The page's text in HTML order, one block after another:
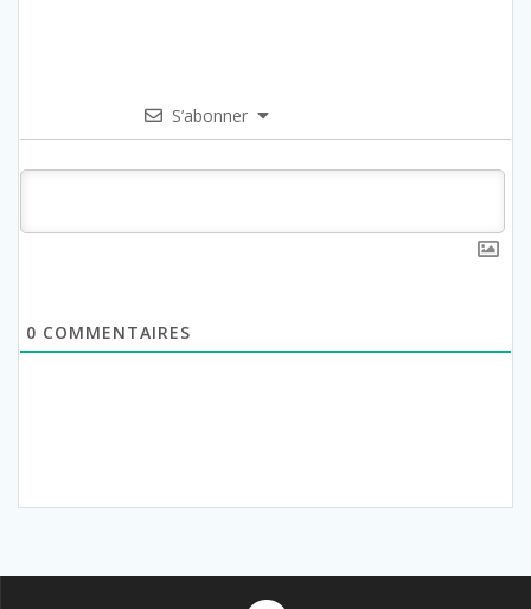
S’abonner
0 COMMENTAIRES